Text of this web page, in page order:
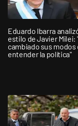
Eduardo Ibarra
estilo de Javier Milei:
cambiado sus modos
entender la política"